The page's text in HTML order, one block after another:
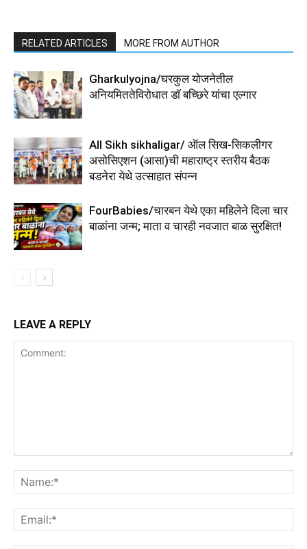
RELATED ARTICLES MORE FROM AUTHOR
Gharkulyojna/घरकुल योजनेतील
अनियमिततेविरोधात डॉ बच्छिरे यांचा एल्गार
All Sikh sikhaligar/ ऑल सिख-सिकलीगर
असोसिएशन (आसा)ची महाराष्ट्र स्तरीय बैठक
बडनेरा येथे उत्साहात संपन्न
FourBabies/चारबन येथे एका महिलेने दिला चार
बाळांना जन्म; माता व चारही नवजात बाळ सुरक्षित!
LEAVE A REPLY